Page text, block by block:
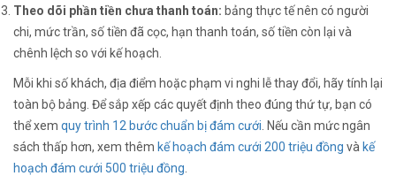
Theo dõi phần tiền chưa thanh toán: bảng thực tế nên có người
chi, mức trần, số tiền đã cọc, hạn thanh toán, số tiền còn lại và
chênh lệch so với kế hoạch.
Mỗi khi số khách, địa điểm hoặc phạm vi nghi lễ thay đổi, hãy tính lại
toàn bộ bảng. Để sắp xếp các quyết định theo đúng thứ tự, bạn có
thể xem quy trình 12 bước chuẩn bị đám cưới . Nếu cần mức ngân
sách thấp hơn, xem thêm kế hoạch đám cưới 200 triệu đồng và kế
hoạch đám cưới 500 triệu đồng